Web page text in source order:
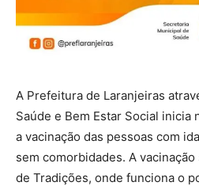
A Prefeitura de Laranjeiras
Saúde e Bem Estar Social inicia
a vacinação das pessoas com
sem comorbidades. A
de Tradições, onde funciona o